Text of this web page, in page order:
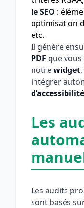
le SEO :
optimisation
etc.
Il génère
PDF que vous
notrewidget
intégrer
d’accessibilité
Les
Les audits
sont basés